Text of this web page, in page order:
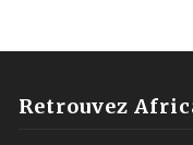
Retrouvez